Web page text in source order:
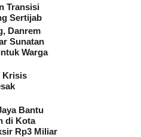
Transisi
Sertijab
Danrem
Sunatan
Warga
Krisis
Bantu
di Kota
Rp3 Miliar